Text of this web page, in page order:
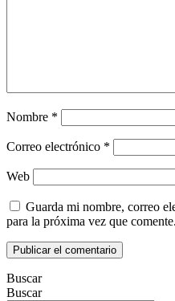
Nombre *
Correo electrónico *
Web
Guarda mi nombre, correo
para la próxima vez que comente.
Buscar
Buscar